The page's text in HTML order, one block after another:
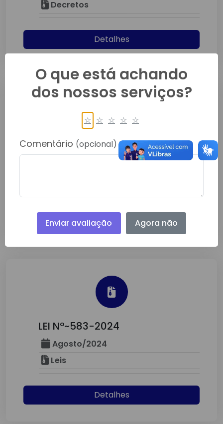
Decretos
Detalhes
DECRETO Nº 304-2024
Detalhes
LEI Nº~583-2024
Agosto/2024
Leis
Detalhes
O que está achando
dos nossos serviços?
☆ ☆ ☆ ☆ ☆
Comentário (opcional)
Enviar avaliação Agora não